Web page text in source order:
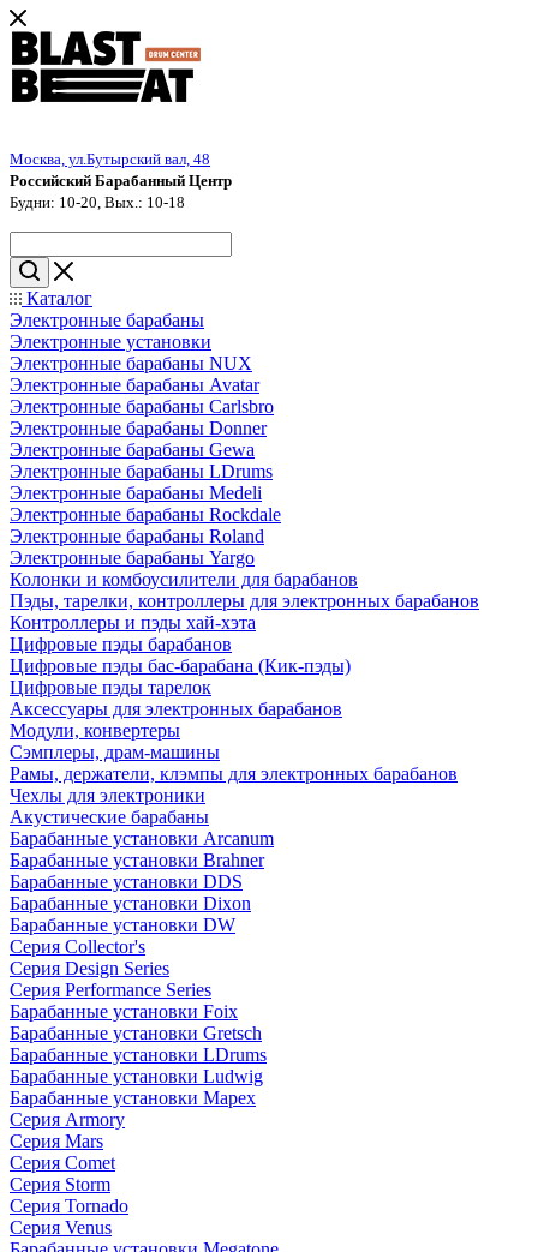
Москва, ул.Бутырский вал, 48
Российский Барабанный Центр
Будни: 10-20, Вых.: 10-18
Каталог
Электронные барабаны
Электронные установки
Электронные барабаны NUX
Электронные барабаны Avatar
Электронные барабаны Carlsbro
Электронные барабаны Donner
Электронные барабаны Gewa
Электронные барабаны LDrums
Электронные барабаны Medeli
Электронные барабаны Rockdale
Электронные барабаны Roland
Электронные барабаны Yargo
Колонки и комбоусилители для барабанов
Пэды, тарелки, контроллеры для электронных барабанов
Контроллеры и пэды хай-хэта
Цифровые пэды барабанов
Цифровые пэды бас-барабана (Кик-пэды)
Цифровые пэды тарелок
Аксессуары для электронных барабанов
Модули, конвертеры
Сэмплеры, драм-машины
Рамы, держатели, клэмпы для электронных барабанов
Чехлы для электроники
Акустические барабаны
Барабанные установки Arcanum
Барабанные установки Brahner
Барабанные установки DDS
Барабанные установки Dixon
Барабанные установки DW
Серия Collector's
Серия Design Series
Серия Performance Series
Барабанные установки Foix
Барабанные установки Gretsch
Барабанные установки LDrums
Барабанные установки Ludwig
Барабанные установки Mapex
Серия Armory
Серия Mars
Серия Comet
Серия Storm
Серия Tornado
Серия Venus